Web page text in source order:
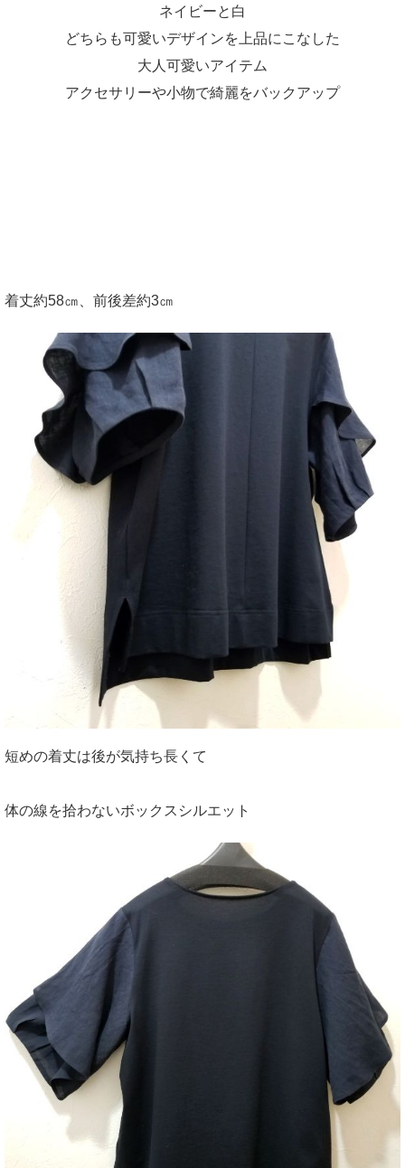
ネイビーと白
どちらも可愛いデザインを上品にこなした
大人可愛いアイテム
アクセサリーや小物で綺麗をバックアップ
着丈約58㎝、前後差約3㎝
短めの着丈は後が気持ち長くて
体の線を拾わないボックスシルエット